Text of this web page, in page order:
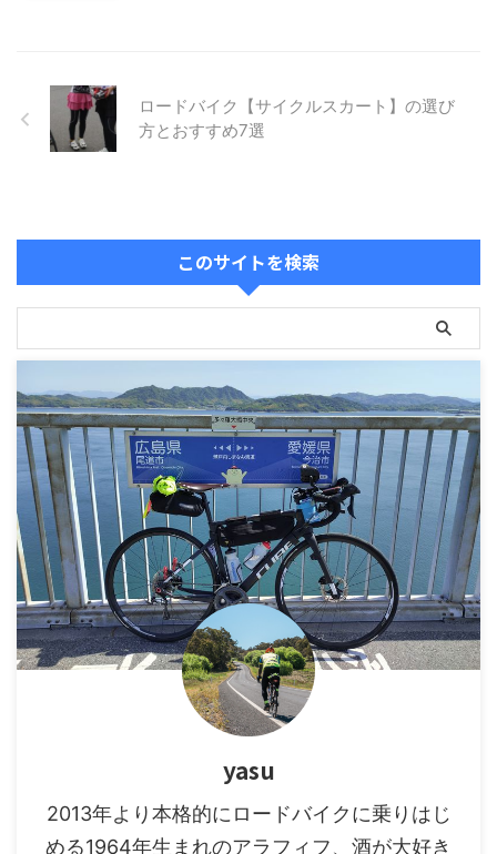
ロードバイク【サイクルスカート】の選び
方とおすすめ7選
このサイトを検索
yasu
2013年より本格的にロードバイクに乗りはじ
める1964年生まれのアラフィフ、酒が大好き